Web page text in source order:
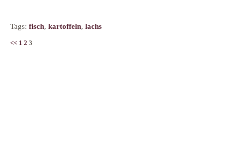
Tags: fisch, kartoffeln, lachs
<< 1 2 3